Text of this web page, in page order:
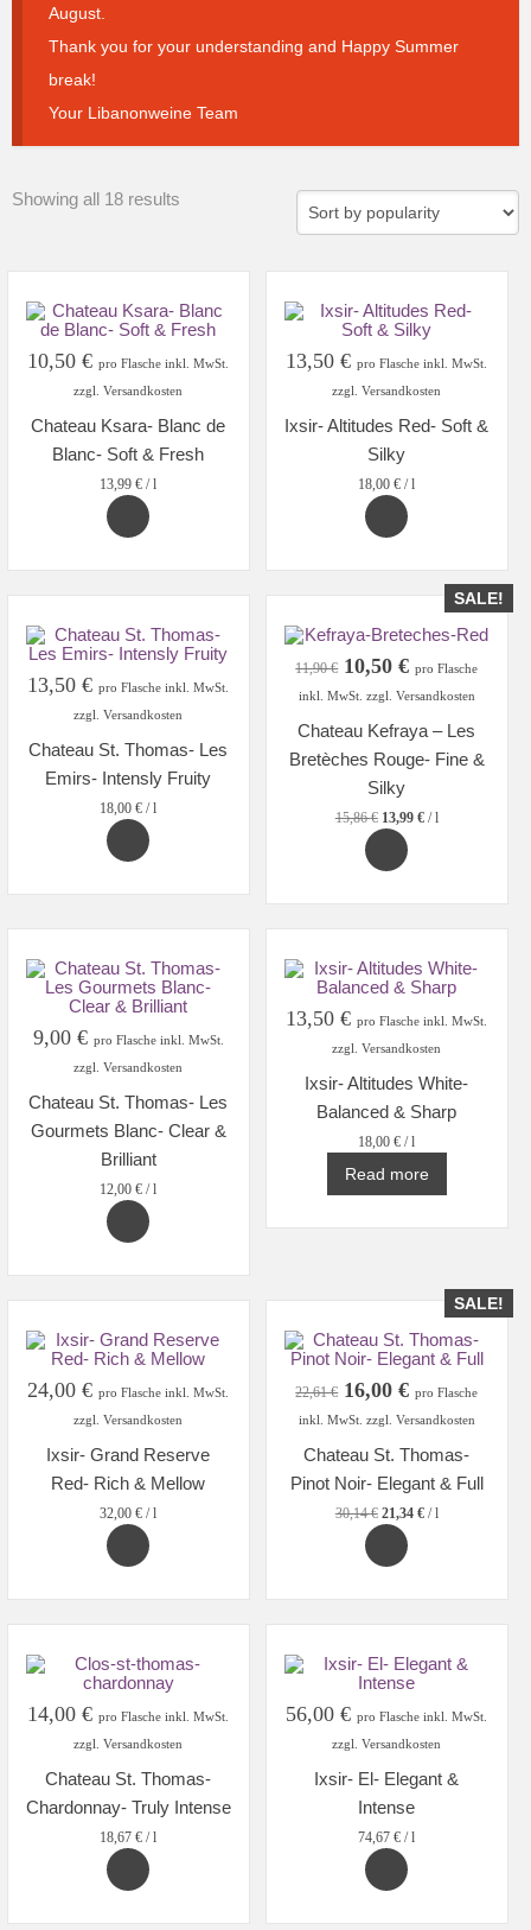
August.
Thank you for your understanding and Happy Summer
break!
Your Libanonweine Team
Showing all 18 results
10,50€ pro Flasche inkl. MwSt.
zzgl. Versandkosten
Chateau Ksara- Blanc de
Blanc- Soft & Fresh
13,99€ /l
13,50€ pro Flasche inkl. MwSt.
zzgl. Versandkosten
Ixsir- Altitudes Red- Soft &
Silky
18,00€ /l
13,50€ pro Flasche inkl. MwSt.
zzgl. Versandkosten
Chateau St. Thomas- Les
Emirs- Intensly Fruity
18,00€ /l
SALE!
11,90€ Original
price
11,90 €.
10,50€Current
price
10,50 €.
pro Flasche
inkl. MwSt. zzgl. Versandkosten
Chateau Kefraya – Les
Bretèches Rouge- Fine &
Silky
15,86€ 13,99 €/l
9,00 € pro Flasche inkl. MwSt.
zzgl. Versandkosten
Chateau St. Thomas- Les
Gourmets Blanc- Clear &
Brilliant
12,00€ /l
13,50€ pro Flasche inkl. MwSt.
zzgl. Versandkosten
Ixsir- Altitudes White-
Balanced & Sharp
18,00€ /l
Read more
24,00€ pro Flasche inkl. MwSt.
zzgl. Versandkosten
Ixsir- Grand Reserve
Red- Rich & Mellow
32,00€ /l
SALE!
22,61€ Original
price
22,61 €.
16,00€Current
price
16,00 €.
pro Flasche
inkl. MwSt. zzgl. Versandkosten
Chateau St. Thomas-
Pinot Noir- Elegant & Full
30,14€ 21,34 €/l
14,00€ pro Flasche inkl. MwSt.
zzgl. Versandkosten
Chateau St. Thomas-
Chardonnay- Truly Intense
18,67€ /l
56,00€ pro Flasche inkl. MwSt.
zzgl. Versandkosten
Ixsir- El- Elegant &
Intense
74,67€ /l